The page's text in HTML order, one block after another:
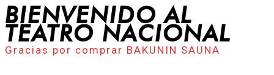
BIENVENIDO AL
TEATRO NACIONAL
Gracias por comprar BAKUNIN SAUNA